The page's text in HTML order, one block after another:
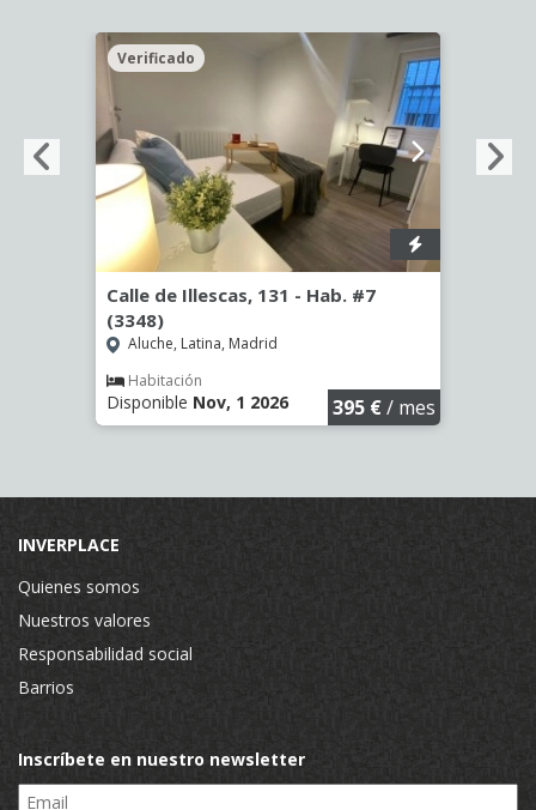
Verificado
Calle de Illescas, 131 - Hab. #7
(3348)
Aluche, Latina, Madrid
Habitación
Disponible Nov, 1 2026 395 €/ mes
INVERPLACE
Quienes somos
Nuestros valores
Responsabilidad social
Barrios
Inscríbete en nuestro newsletter
Email